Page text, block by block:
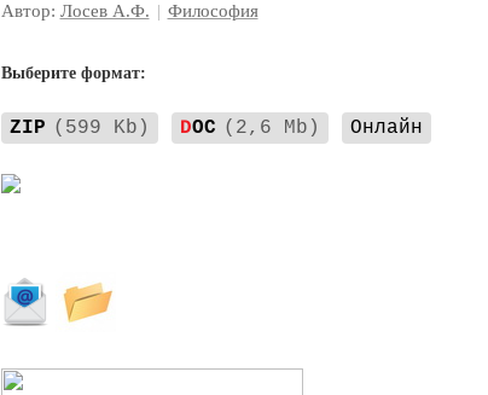
Автор: Лосев А.Ф. | Философия
Выберите формат:
ZIP (599 Kb) DOC (2,6 Mb) Онлайн